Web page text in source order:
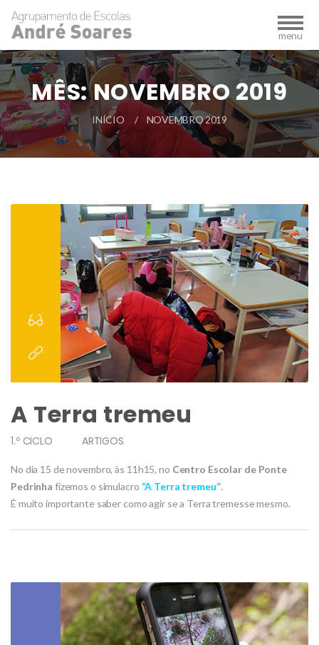
MÊS:NOVEMBRO 2019
INÍCIO NOVEMBRO 2019
A Terra tremeu
1.º CICLO ARTIGOS
No dia 15 de novembro, às 11h15, no Centro Escolar de Ponte
Pedrinha fizemos o simulacro “A Terra tremeu”.
É muito importante saber como agir se a Terra tremesse mesmo.